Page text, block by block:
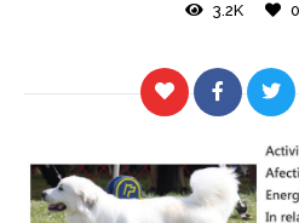
3.2K 0